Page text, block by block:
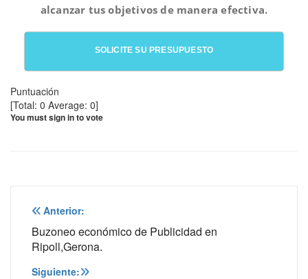
alcanzar tus objetivos de manera efectiva.
SOLICITE SU PRESUPUESTO
Puntuación
[Total: 0 Average: 0]
You must sign in to vote
Navegación
de
entradas
Anterior:
Buzoneo económico de Publicidad en
Ripoll,Gerona.
Siguiente: